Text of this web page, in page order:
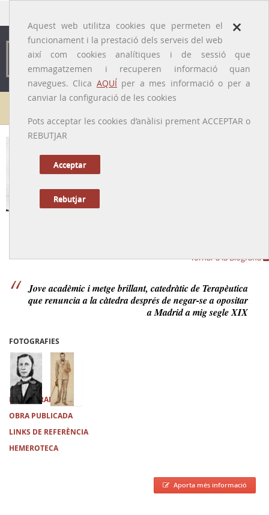
×
Aquest web utilitza cookies que permeten el
funcionament i la prestació dels serveis del web
així com cookies analítiques i de sessió que
emmagatzemen i recuperen informació quan
navegues. Clica AQUÍper a mes informació o per a
canviar la configuració de les cookies
Pots acceptar les cookies d’anàlisi prement ACCEPTAR o
REBUTJAR
Acceptar
Rebutjar
Galeria de metges
Tornar a la Biografia
Jove acadèmic i metge brillant, catedràtic de Terapèutica
que renuncia a la càtedra després de negar-se a opositar
a Madrid a mig segle XIX
FOTOGRAFIES
BIBLIOGRAFIA
OBRA PUBLICADA
LINKS DE REFERÈNCIA
HEMEROTECA
Aporta més informació